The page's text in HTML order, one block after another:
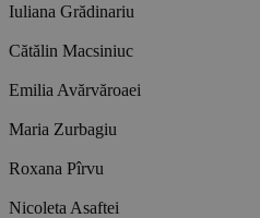
Iuliana Grădinariu
Cătălin Macsiniuc
Emilia Avărvăroaei
Maria Zurbagiu
Roxana Pîrvu
Nicoleta Asaftei